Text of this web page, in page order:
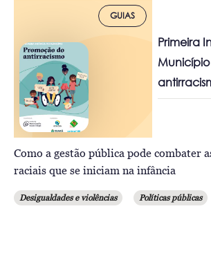
GUIAS
Primeira
Como a gestão pública pode combater
raciais que se iniciam na infância
Desigualdades e violências Políticas públicas